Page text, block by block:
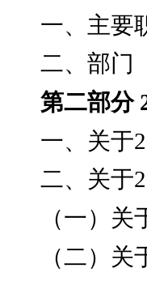
一、主要
二、部门
第二部分
一、关于
二、关于
（一）
（二）关